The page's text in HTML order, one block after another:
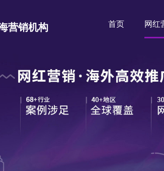
营销机构 首页 网红